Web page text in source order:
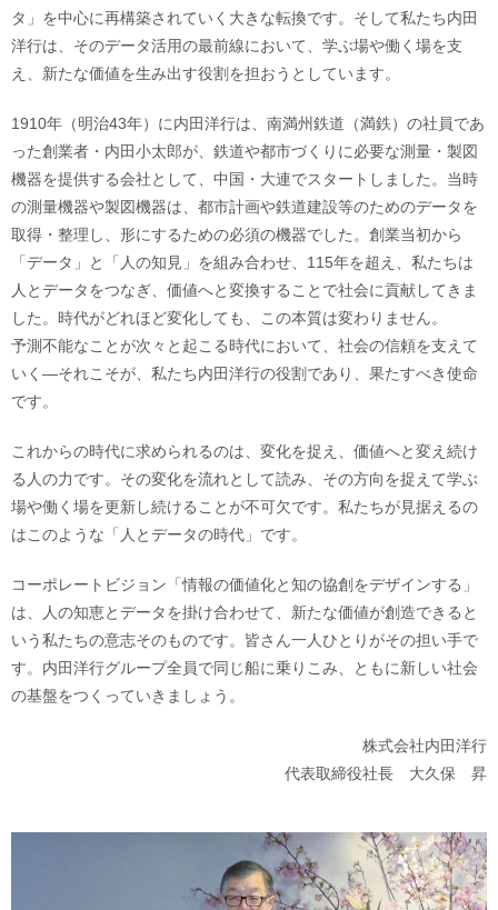
タ」を中心に再構築されていく大きな転換です。そして私たち内田
洋行は、そのデータ活用の最前線において、学ぶ場や働く場を支
え、新たな価値を生み出す役割を担おうとしています。
1910年（明治43年）に内田洋行は、南満州鉄道（満鉄）の社員であ
った創業者・内田小太郎が、鉄道や都市づくりに必要な測量・製図
機器を提供する会社として、中国・大連でスタートしました。当時
の測量機器や製図機器は、都市計画や鉄道建設等のためのデータを
取得・整理し、形にするための必須の機器でした。創業当初から
「データ」と「人の知見」を組み合わせ、115年を超え、私たちは
人とデータをつなぎ、価値へと変換することで社会に貢献してきま
した。時代がどれほど変化しても、この本質は変わりません。
予測不能なことが次々と起こる時代において、社会の信頼を支えて
いく―それこそが、私たち内田洋行の役割であり、果たすべき使命
です。
これからの時代に求められるのは、変化を捉え、価値へと変え続け
る人の力です。その変化を流れとして読み、その方向を捉えて学ぶ
場や働く場を更新し続けることが不可欠です。私たちが見据えるの
はこのような「人とデータの時代」です。
コーポレートビジョン「情報の価値化と知の協創をデザインする」
は、人の知恵とデータを掛け合わせて、新たな価値が創造できると
いう私たちの意志そのものです。皆さん一人ひとりがその担い手で
す。内田洋行グループ全員で同じ船に乗りこみ、ともに新しい社会
の基盤をつくっていきましょう。
株式会社内田洋行
代表取締役社長 大久保 昇